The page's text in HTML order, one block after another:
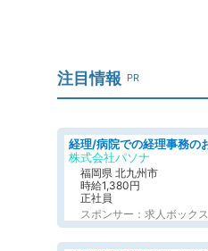
注目情報 PR
株式会社パソナ
福岡県 北九州市
時給1,380円
正社員
スポンサー：求人ボックス